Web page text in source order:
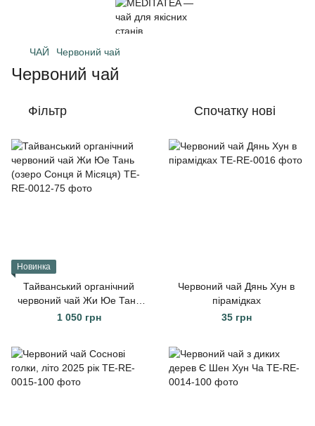
ЧАЙ Червоний чай
Червоний чай
Фільтр Спочатку нові
Новинка
Тайванський органічний
червоний чай Жи Юе Тань
(озеро Сонця й Місяця), 75 г
1 050 грн
Червоний чай Дянь Хун в
пірамідках
35 грн